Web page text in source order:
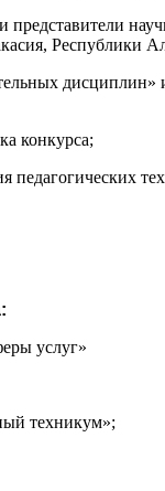
Республики
дисциплин»
конкурса;
педагогических
услуг»
техникум»;